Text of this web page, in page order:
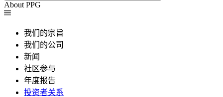
About PPG
我们的宗旨
我们的公司
新闻
社区参与
年度报告
投资者关系